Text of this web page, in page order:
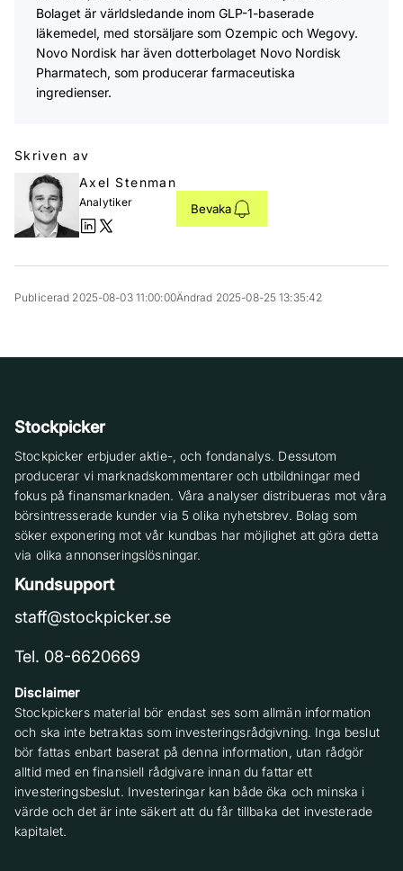
Bolaget är världsledande inom GLP-1-baserade
läkemedel, med storsäljare som Ozempic och Wegovy.
Novo Nordisk har även dotterbolaget Novo Nordisk
Pharmatech, som producerar farmaceutiska
ingredienser.
Skriven av
Axel Stenman
Analytiker Bevaka
Publicerad 2025-08-03 11:00:00Ändrad 2025-08-25 13:35:42
Stockpicker
Stockpicker erbjuder aktie-, och fondanalys. Dessutom
producerar vi marknadskommentarer och utbildningar med
fokus på finansmarknaden. Våra analyser distribueras mot våra
börsintresserade kunder via 5 olika nyhetsbrev. Bolag som
söker exponering mot vår kundbas har möjlighet att göra detta
via olika annonseringslösningar.
Kundsupport
staff@stockpicker.se
Tel. 08-6620669
Disclaimer
Stockpickers material bör endast ses som allmän information
och ska inte betraktas som investeringsrådgivning. Inga beslut
bör fattas enbart baserat på denna information, utan rådgör
alltid med en finansiell rådgivare innan du fattar ett
investeringsbeslut. Investeringar kan både öka och minska i
värde och det är inte säkert att du får tillbaka det investerade
kapitalet.